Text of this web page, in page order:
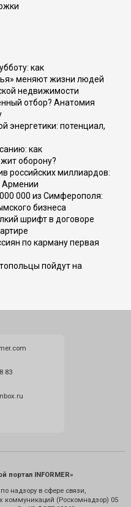
как
меняют жизни людей
недвижимости
отбор? Анатомия
энергетики: потенциал,
как
оборону?
российских миллиардов:
Армении
000 из Симферополя:
бизнеса
шрифт в договоре
по карману первая
пойдут на
83
портал INFORMER»
надзору в сфере связи,
коммуникаций (Роскомнадзор) 05